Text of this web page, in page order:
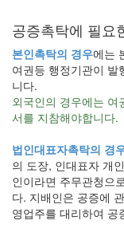
공증촉탁에 필요
본인촉탁의 경우에는
여권등 행정기관이
니다.
외국인의 경우에는 여
서를 지참해야합니다.
법인대표자촉탁의 경
의 도장, 인대표자 개
인이라면 주무관청으
다. 지배인은 공증에
영업주를 대리하여 공